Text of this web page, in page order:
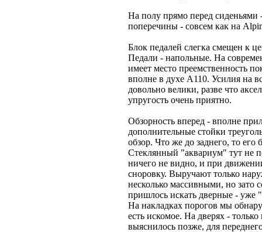
На полу прямо перед сиденьями
поперечины - совсем как на
Блок педалей слегка смещен к
Педали - напольные. На
имеет место преемственность
вполне в духе А110. Усилия на
довольно велики, разве что
упругость очень приятно.
Обзорность вперед - вполне
дополнительные стойки
обзор. Что же до заднего, то
Стеклянный "аквариум" тут не
ничего не видно, и при
сноровку. Выручают только
несколько массивными, но зато
пришлось искать дверные - уже
На накладках порогов мы
есть искомое. На дверях -
выяснилось позже, для